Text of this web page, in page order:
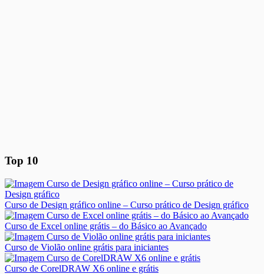
Top 10
Curso de Design gráfico online – Curso prático de Design gráfico
Curso de Excel online grátis – do Básico ao Avançado
Curso de Violão online grátis para iniciantes
Curso de CorelDRAW X6 online e grátis